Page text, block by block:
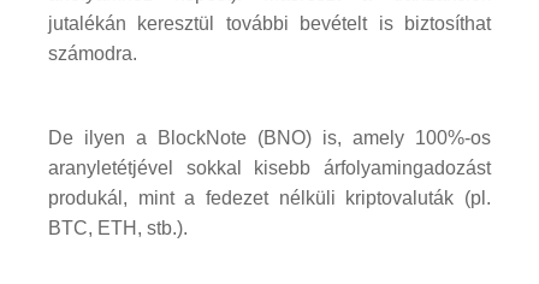
jutalékán keresztül további bevételt is biztosíthat
számodra.
De ilyen a BlockNote (BNO) is, amely 100%-os
aranyletétjével sokkal kisebb árfolyamingadozást
produkál, mint a fedezet nélküli kriptovaluták (pl.
BTC, ETH, stb.).